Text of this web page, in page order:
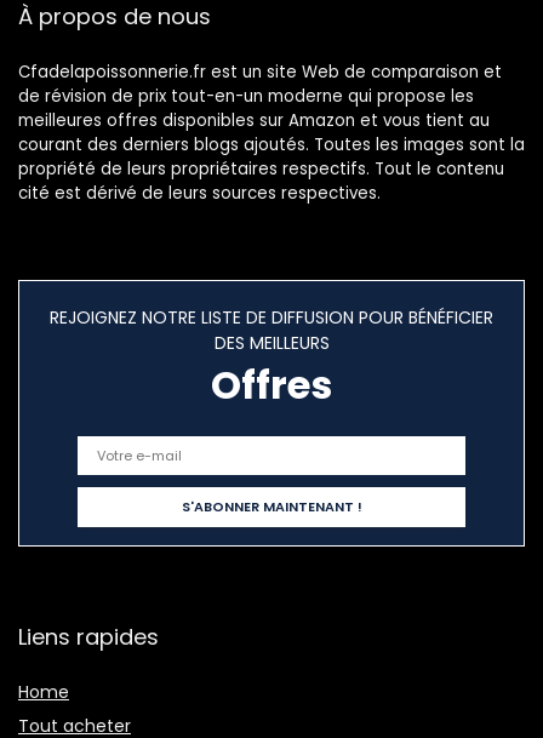
À propos de nous
Cfadelapoissonnerie.fr est un site Web de comparaison et
de révision de prix tout-en-un moderne qui propose les
meilleures offres disponibles sur Amazon et vous tient au
courant des derniers blogs ajoutés. Toutes les images sont la
propriété de leurs propriétaires respectifs. Tout le contenu
cité est dérivé de leurs sources respectives.
REJOIGNEZ NOTRE LISTE DE DIFFUSION POUR BÉNÉFICIER
DES MEILLEURS
Offres
Liens rapides
Home
Tout acheter